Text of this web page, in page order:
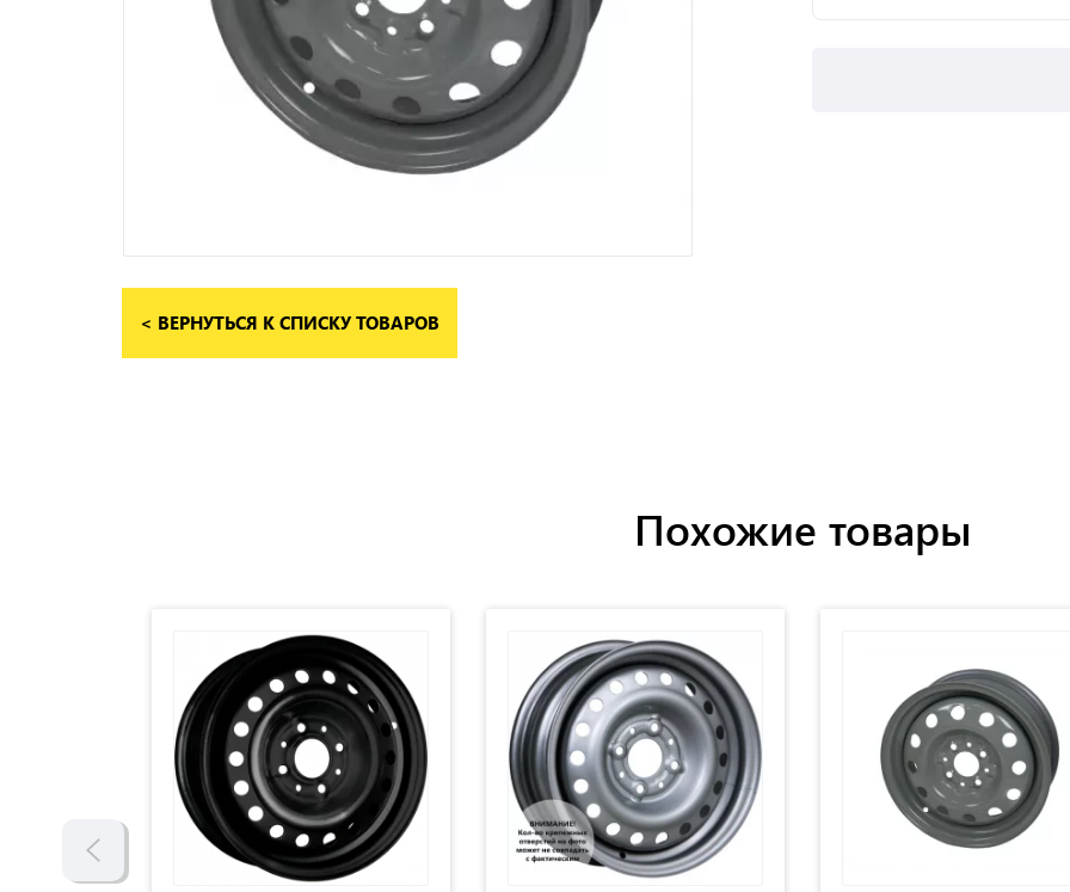
< ВЕРНУТЬСЯ К СПИСКУ ТОВАРОВ
Похожие товары